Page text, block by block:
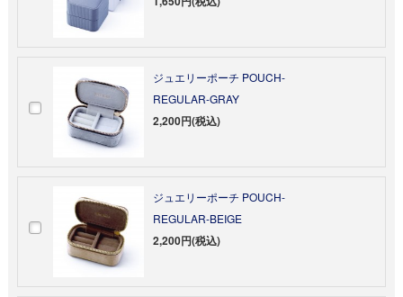
ジュエリーポーチ POUCH-
REGULAR-GRAY
2,200円(税込)
ジュエリーポーチ POUCH-
REGULAR-BEIGE
2,200円(税込)